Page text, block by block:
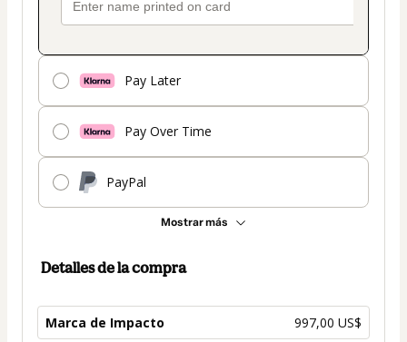
Pay Later
Pay Over Time
PayPal
Mostrar más
Detalles de la compra
Marca de Impacto 997,00 US$